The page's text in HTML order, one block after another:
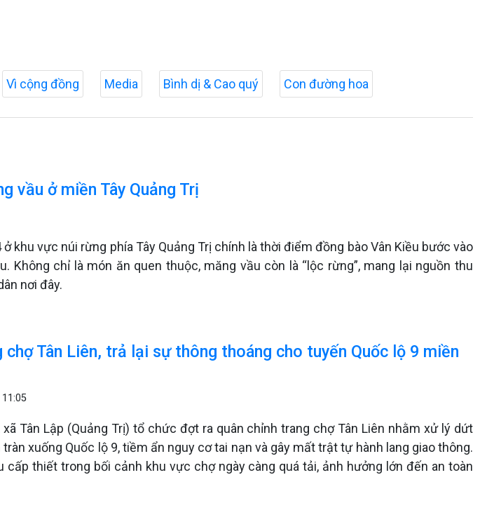
Vì cộng đồng Media Bình dị & Cao quý Con đường hoa
vầu ở miền Tây Quảng Trị
khu vực núi rừng phía Tây Quảng Trị chính là thời điểm đồng bào Vân Kiều bước vào
Không chỉ là món ăn quen thuộc, măng vầu còn là “lộc rừng”, mang lại nguồn thu
nơi đây.
chợ Tân Liên, trả lại sự thông thoáng cho tuyến Quốc lộ 9 miền
Tân Lập (Quảng Trị) tổ chức đợt ra quân chỉnh trang chợ Tân Liên nhằm xử lý dứt
xuống Quốc lộ 9, tiềm ẩn nguy cơ tai nạn và gây mất trật tự hành lang giao thông.
cấp thiết trong bối cảnh khu vực chợ ngày càng quá tải, ảnh hưởng lớn đến an toàn